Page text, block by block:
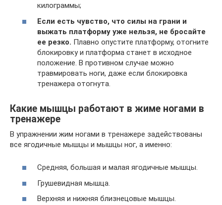
килограммы;
Если есть чувство, что силы на грани и
выжать платформу уже нельзя, не бросайте
ее резко. Плавно опустите платформу, отогните
блокировку и платформа станет в исходное
положение. В противном случае можно
травмировать ноги, даже если блокировка
тренажера отогнута.
Какие мышцы работают в жиме ногами в
тренажере
В упражнении жим ногами в тренажере задействованы
все ягодичные мышцы и мышцы ног, а именно:
Средняя, большая и малая ягодичные мышцы.
Грушевидная мышца.
Верхняя и нижняя близнецовые мышцы.